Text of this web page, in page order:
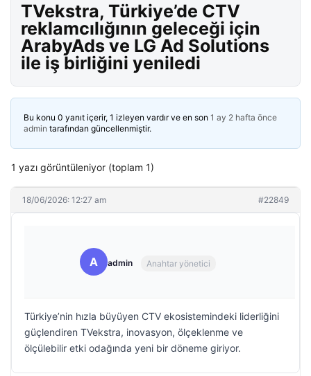
TVekstra, Türkiye’de CTV
reklamcılığının geleceği için
ArabyAds ve LG Ad Solutions
ile iş birliğini yeniledi
Bu konu 0 yanıt içerir, 1 izleyen vardır ve en son 1 ay 2 hafta önce
admin tarafından güncellenmiştir.
1 yazı görüntüleniyor (toplam 1)
18/06/2026: 12:27 am #22849
A admin Anahtar yönetici
Türkiye’nin hızla büyüyen CTV ekosistemindeki liderliğini
güçlendiren TVekstra, inovasyon, ölçeklenme ve
ölçülebilir etki odağında yeni bir döneme giriyor.